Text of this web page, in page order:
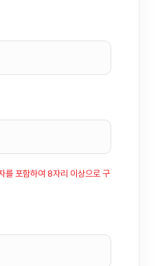
를 포함하여 8자리 이상으로 구